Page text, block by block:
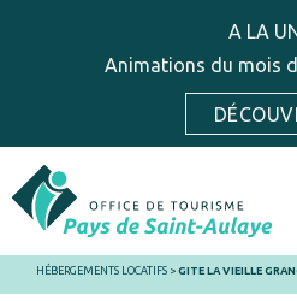
A LA
Animations du mois
HÉBERGEMENTS LOCATIFS > GITE LA VIEILLE